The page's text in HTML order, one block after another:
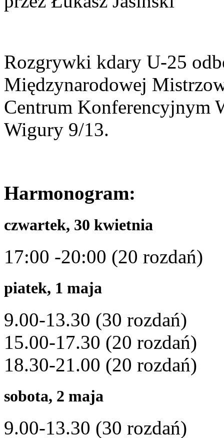
Rozgrywki kdary U-25
Międzynarodowej
Centrum Konferencyjnym
Wigury 9/13.
Harmonogram:
czwartek, 30 kwietnia
17:00 -20:00 (20 rozdań)
piatek, 1 maja
9.00-13.30 (30 rozdań)
15.00-17.30 (20 rozdań)
18.30-21.00 (20 rozdań)
sobota, 2 maja
9.00-13.30 (30 rozdań)